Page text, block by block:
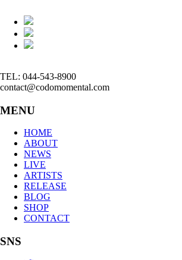
TEL: 044-543-8900
contact@codomomental.com
MENU
HOME
ABOUT
NEWS
LIVE
ARTISTS
RELEASE
BLOG
SHOP
CONTACT
SNS